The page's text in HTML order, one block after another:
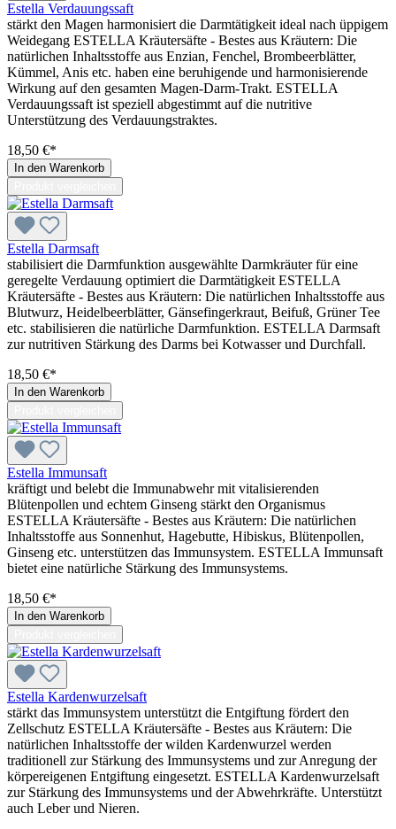
Estella Verdauungssaft
stärkt den Magen harmonisiert die Darmtätigkeit ideal nach üppigem
Weidegang ESTELLA Kräutersäfte - Bestes aus Kräutern: Die
natürlichen Inhaltsstoffe aus Enzian, Fenchel, Brombeerblätter,
Kümmel, Anis etc. haben eine beruhigende und harmonisierende
Wirkung auf den gesamten Magen-Darm-Trakt. ESTELLA
Verdauungssaft ist speziell abgestimmt auf die nutritive
Unterstützung des Verdauungstraktes.
18,50 €*
In den Warenkorb
Estella Darmsaft
stabilisiert die Darmfunktion ausgewählte Darmkräuter für eine
geregelte Verdauung optimiert die Darmtätigkeit ESTELLA
Kräutersäfte - Bestes aus Kräutern: Die natürlichen Inhaltsstoffe aus
Blutwurz, Heidelbeerblätter, Gänsefingerkraut, Beifuß, Grüner Tee
etc. stabilisieren die natürliche Darmfunktion. ESTELLA Darmsaft
zur nutritiven Stärkung des Darms bei Kotwasser und Durchfall.
18,50 €*
In den Warenkorb
Estella Immunsaft
kräftigt und belebt die Immunabwehr mit vitalisierenden
Blütenpollen und echtem Ginseng stärkt den Organismus
ESTELLA Kräutersäfte - Bestes aus Kräutern: Die natürlichen
Inhaltsstoffe aus Sonnenhut, Hagebutte, Hibiskus, Blütenpollen,
Ginseng etc. unterstützen das Immunsystem. ESTELLA Immunsaft
bietet eine natürliche Stärkung des Immunsystems.
18,50 €*
In den Warenkorb
Estella Kardenwurzelsaft
stärkt das Immunsystem unterstützt die Entgiftung fördert den
Zellschutz ESTELLA Kräutersäfte - Bestes aus Kräutern: Die
natürlichen Inhaltsstoffe der wilden Kardenwurzel werden
traditionell zur Stärkung des Immunsystems und zur Anregung der
körpereigenen Entgiftung eingesetzt. ESTELLA Kardenwurzelsaft
zur Stärkung des Immunsystems und der Abwehrkräfte. Unterstützt
auch Leber und Nieren.